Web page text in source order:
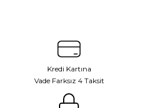
Kredi Kartına
Vade Farksız 4 Taksit